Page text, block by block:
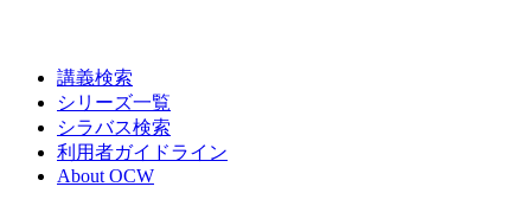
講義検索
シリーズ一覧
シラバス検索
利用者ガイドライン
About OCW